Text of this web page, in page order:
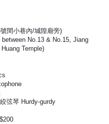
間小巷內/城隍廟旁)
No.13 & No.15, Jiang
Temple)
弦琴 Hurdy-gurdy